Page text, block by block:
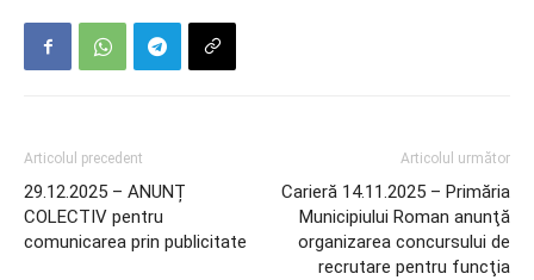
Articolul precedent
29.12.2025 – ANUNȚ
COLECTIV pentru
comunicarea prin publicitate
Articolul următor
Carieră 14.11.2025 – Primăria
Municipiului Roman anunţă
organizarea concursului de
recrutare pentru funcţia